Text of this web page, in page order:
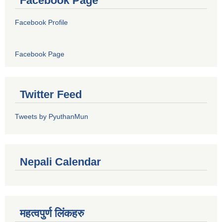
Facebook Profile
Facebook Page
Twitter Feed
Tweets by PyuthanMun
Nepali Calendar
महत्वपुर्ण लिंकहरु